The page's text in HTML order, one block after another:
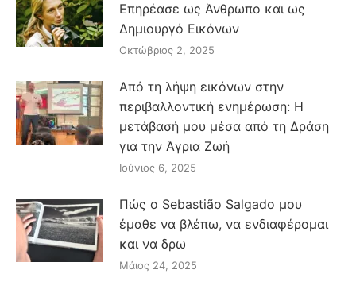
Επηρέασε ως Άνθρωπο και ως
Δημιουργό Εικόνων
Οκτώβριος 2, 2025
Από τη λήψη εικόνων στην
περιβαλλοντική ενημέρωση: Η
μετάβασή μου μέσα από τη Δράση
για την Άγρια Ζωή
Ιούνιος 6, 2025
Πώς ο Sebastião Salgado μου
έμαθε να βλέπω, να ενδιαφέρομαι
και να δρω
Μάιος 24, 2025